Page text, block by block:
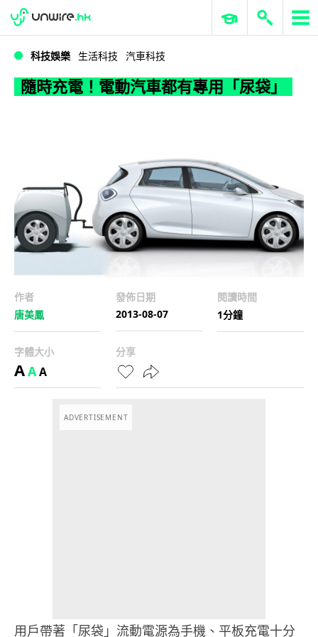
隨時充電！電動汽車都有專用「尿袋」
WWDC 2026 ERP 與商業 AI
科技娛樂 生活科技 汽車科技
隨時充電！電動汽車都有專用「尿袋」
作者
唐美鳳
發佈日期
2013-08-07
閱讀時間
1分鐘
字體大小
AAA
分享
ADVERTISEMENT
用戶帶著「尿袋」流動電源為手機、平板充電十分